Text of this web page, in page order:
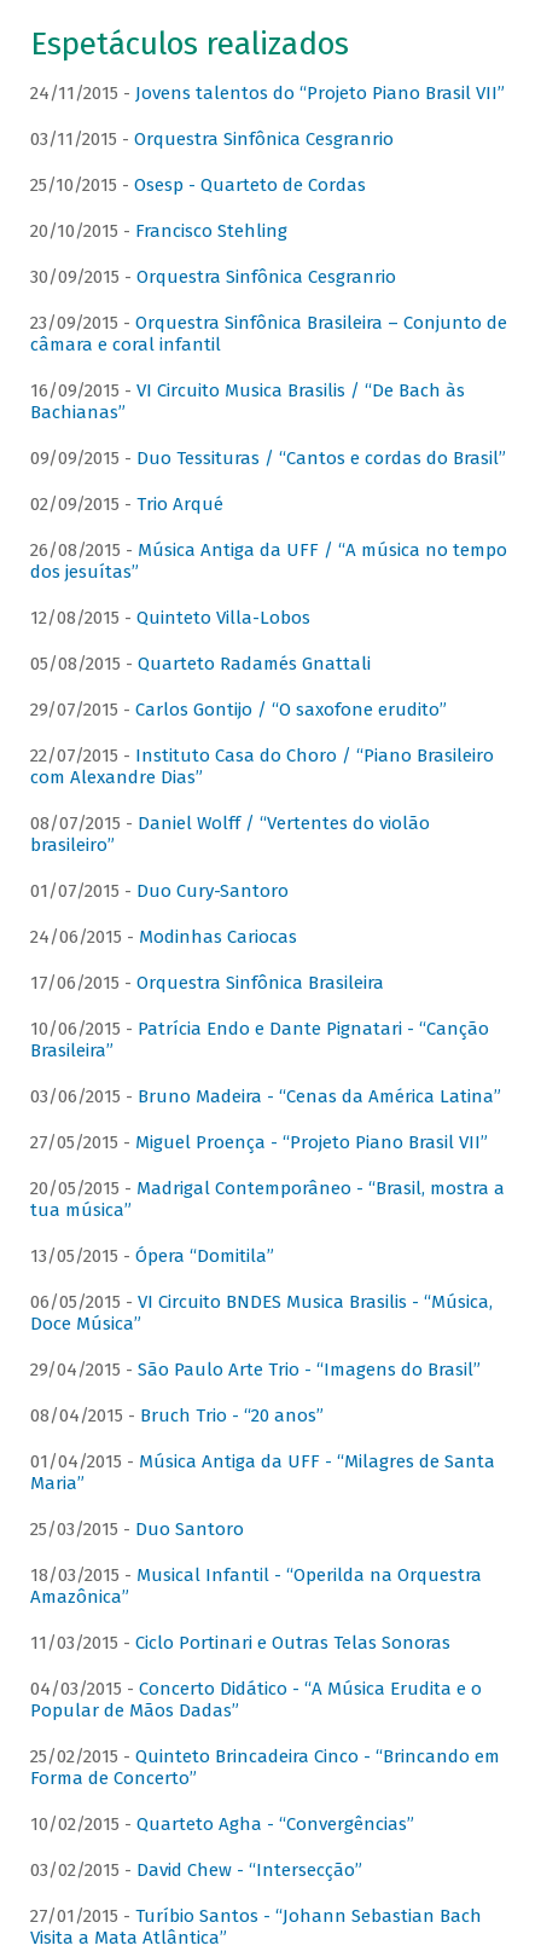
Espetáculos realizados
24/11/2015 - Jovens talentos do “Projeto Piano Brasil VII”
03/11/2015 - Orquestra Sinfônica Cesgranrio
25/10/2015 - Osesp - Quarteto de Cordas
20/10/2015 - Francisco Stehling
30/09/2015 - Orquestra Sinfônica Cesgranrio
23/09/2015 - Orquestra Sinfônica Brasileira – Conjunto de
câmara e coral infantil
16/09/2015 - VI Circuito Musica Brasilis / “De Bach às
Bachianas”
09/09/2015 - Duo Tessituras / “Cantos e cordas do Brasil”
02/09/2015 - Trio Arqué
26/08/2015 - Música Antiga da UFF / “A música no tempo
dos jesuítas”
12/08/2015 - Quinteto Villa-Lobos
05/08/2015 - Quarteto Radamés Gnattali
29/07/2015 - Carlos Gontijo / “O saxofone erudito”
22/07/2015 - Instituto Casa do Choro / “Piano Brasileiro
com Alexandre Dias”
08/07/2015 - Daniel Wolff / “Vertentes do violão
brasileiro”
01/07/2015 - Duo Cury-Santoro
24/06/2015 - Modinhas Cariocas
17/06/2015 - Orquestra Sinfônica Brasileira
10/06/2015 - Patrícia Endo e Dante Pignatari - “Canção
Brasileira”
03/06/2015 - Bruno Madeira - “Cenas da América Latina”
27/05/2015 - Miguel Proença - “Projeto Piano Brasil VII”
20/05/2015 - Madrigal Contemporâneo - “Brasil, mostra a
tua música”
13/05/2015 - Ópera “Domitila”
06/05/2015 - VI Circuito BNDES Musica Brasilis - “Música,
Doce Música”
29/04/2015 - São Paulo Arte Trio - “Imagens do Brasil”
08/04/2015 - Bruch Trio - “20 anos”
01/04/2015 - Música Antiga da UFF - “Milagres de Santa
Maria”
25/03/2015 - Duo Santoro
18/03/2015 - Musical Infantil - “Operilda na Orquestra
Amazônica”
11/03/2015 - Ciclo Portinari e Outras Telas Sonoras
04/03/2015 - Concerto Didático - “A Música Erudita e o
Popular de Mãos Dadas”
25/02/2015 - Quinteto Brincadeira Cinco - “Brincando em
Forma de Concerto”
10/02/2015 - Quarteto Agha - “Convergências”
03/02/2015 - David Chew - “Intersecção”
27/01/2015 - Turíbio Santos - “Johann Sebastian Bach
Visita a Mata Atlântica”